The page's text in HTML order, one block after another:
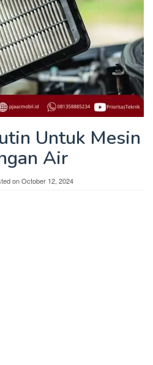
Untuk Mesin
Air
onOctober 12, 2024